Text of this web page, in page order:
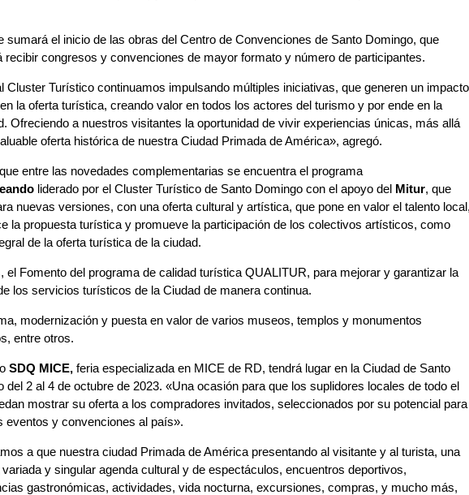
sumará el inicio de las obras del Centro de Convenciones de Santo Domingo, que
recibir congresos y convenciones de mayor formato y número de participantes.
Cluster Turístico continuamos impulsando múltiples iniciativas, que generen un impacto
la oferta turística, creando valor en todos los actores del turismo y por ende en la
Ofreciendo a nuestros visitantes la oportunidad de vivir experiencias únicas, más allá
oferta histórica de nuestra Ciudad Primada de América», agregó.
entre las novedades complementarias se encuentra el programa
liderado por el Cluster Turístico de Santo Domingo con el apoyo del Mitur, que
nuevas versiones, con una oferta cultural y artística, que pone en valor el talento local,
la propuesta turística y promueve la participación de los colectivos artísticos, como
de la oferta turística de la ciudad.
el Fomento del programa de calidad turística QUALITUR, para mejorar y garantizar la
los servicios turísticos de la Ciudad de manera continua.
modernización y puesta en valor de varios museos, templos y monumentos
entre otros.
SDQ MICE, feria especializada en MICE de RD, tendrá lugar en la Ciudad de Santo
del 2 al 4 de octubre de 2023. «Una ocasión para que los suplidores locales de todo el
mostrar su oferta a los compradores invitados, seleccionados por su potencial para
eventos y convenciones al país».
a que nuestra ciudad Primada de América presentando al visitante y al turista, una
variada y singular agenda cultural y de espectáculos, encuentros deportivos,
gastronómicas, actividades, vida nocturna, excursiones, compras, y mucho más,